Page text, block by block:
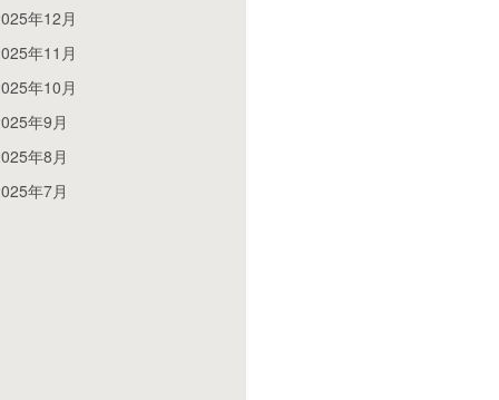
年12月
年11月
年10月
年9月
年8月
年7月